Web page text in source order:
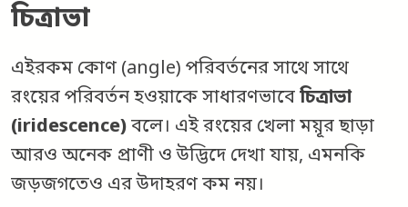
চিত্রাভা
এইরকম কোণ (angle) পরিবর্তনের সাথে সাথে
রংয়ের পরিবর্তন হওয়াকে সাধারণভাবেচিত্রাভা
(iridescence)বলে। এই রংয়ের খেলা ময়ূর ছাড়া
আরও অনেক প্রাণী ও উদ্ভিদে দেখা যায়, এমনকি
জড়জগতেও এর উদাহরণ কম নয়।